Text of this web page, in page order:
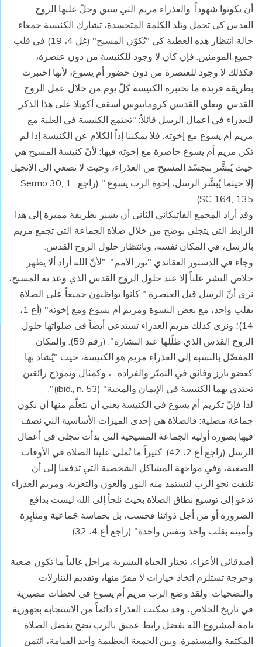
أن يكونوا شهوداً. والعذراء مريم التي سبق وحلّ عليها الروح
القدس كي تحمل وتلد الكلمة المتجسدة، تشارك الكنيسة جمعاء
حالة انتظار هذه العطية كي "يُكوّن المسيح" (غل 4، 19) في قلب
جميع المؤمنين. فإن كان لا وجود للكنيسة من دون عنصرة،
فكذلك لا وجود للعنصرة من دون حضور أم يسوع، لأنها اختبرت
بطريقة فريدة ما تختبره الكنيسة كلّ يوم من خلال عمل الروح
القدس. ويعلق القديس كروماتيوس أسقف أكويلا على هذا الذكر
للعذراء في أعمال الرسل قائلاً: "تجتمع الكنيسة في العلية مع
مريم أم يسوع مع إخوته. فلا يمكننا إذاً الكلام عن الكنيسة إذا لم
تكن مريم أم يسوع حاضرة مع إخوته فيها: لأنّ كنيسة المسيح هي
حيث يُبشَّر بتجسّد المسيح من العذراء، وحيث لا نصغي إلى الإنجيل
إلا حيثما يُبشِّر الرسل، إخوة الرب يسوع." (راجع Sermo 30, 1 :
SC 164, 135).
وقد أراد المجمع الفاتيكاني الثاني أن يشير بطريقة مميزة إلى هذا
الرابط التي يتجلى بوضح من خلال صلاة الجماعة التي تجمع مريم
بالرسل، في المكان نفسه، وبانتظار حلول الروح القدس.
وجاء في الدستور العقائدي "نور الأمم": "لأنّ الله أراد ألا يظهر
خلاص البشر علناً إلا عند حلول الروح القدس الذي وعد به المسيح،
نرى أنّ الرسل قبل العنصرة " كانوا يواظبون جميعاً على الصلاة
بقلب واحد، مع بعض النسوة ومريم أم يسوع ومع إخوته" (أع 1،
14)؛ ونرى كذلك مريم العذراء تستدعي أيضاً في صلواتها حلول
الروح القدس الذي ظلّلها عند البشارة". (رقم 59). والمكان
المفضّل بالنسبة إلى العذراء مريم هو الكنيسة، حيث "يُشاد بها
كعضو بارز وفائق في التميّز والفرادة…، وكمثال ونموذج رائعَين
تحتذي بهما الكنيسة في الإيمان والمحبة" (ibid., n. 53)".
لذا فإنّ تكريم أم يسوع في الكنيسة يعني أن نتعلّم منها أن نكون
جماعة مصلية: فالصلاة هي إحدى الميزات الأساسية الني نصف
فيها بصورة أولية الجماعة المسيحية التي بدأت تتجلى في أعمال
الرسل (راجع أع 2، 42). كثيراً ما تُملى علينا الصلاة في الأوقات
الصعبة، وفي مواجهة المشاكل الشخصية التي تدفعنا إلى أن
نلتفت نحو الرب لنستمد منه النور والعون والتعزية. ومريم العذراء
تدعو إلى توسيع نطاق الصلاة بحيث نلجأ إلى الله ليست بدافع
الضرورة أو من أجل ذواتنا فحسب، بل بحماسة جَماعية ومثابِرة
وأمينة بقلب واحد ونفس واحدة" (راجع أع 4، 32).
أصدقائي الأعزاء، تجتاز الحياة البشرية مراحل غالباً ما تكون صعبة
وحرجة تستلزم اتخاذ خيارات لا مفرّ منها، وتقديم التنازلات
والتضحيات. ولقد وضع الرب مريم أم يسوع في لحظات مصيرية
في تاريخ الخلاص، وقد تمكنت العذراء دائماً من الاستجابة بجهوزية
تامة لمشروع الله بفضل رابط عميق بالرب نضج بفضل الصلاة
المكثفة والمستمرة. وبين الجمعة العظيمة وأحد القيامة، ائتمن